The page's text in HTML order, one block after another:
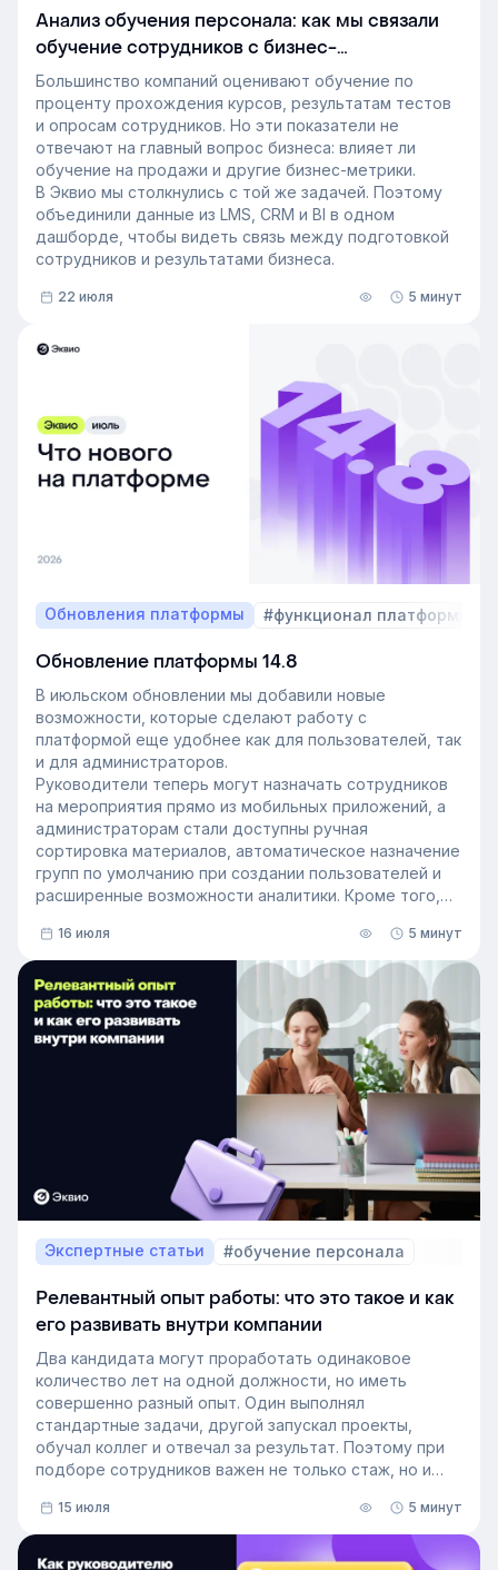
Анализ обучения персонала: как мы связали
обучение сотрудников с бизнес-
показателями
Большинство компаний оценивают обучение по
проценту прохождения курсов, результатам тестов
и опросам сотрудников. Но эти показатели не
отвечают на главный вопрос бизнеса: влияет ли
обучение на продажи и другие бизнес-метрики.
В Эквио мы столкнулись с той же задачей. Поэтому
объединили данные из LMS, CRM и BI в одном
дашборде, чтобы видеть связь между подготовкой
сотрудников и результатами бизнеса.
22 июля 5 минут
Обновления платформы #функционал платформы
Обновление платформы 14.8
В июльском обновлении мы добавили новые
возможности, которые сделают работу с
платформой еще удобнее как для пользователей, так
и для администраторов.
Руководители теперь могут назначать сотрудников
на мероприятия прямо из мобильных приложений, а
администраторам стали доступны ручная
сортировка материалов, автоматическое назначение
групп по умолчанию при создании пользователей и
расширенные возможности аналитики. Кроме того,
он охватывает и материалы из раздела «Проводник».
16 июля 5 минут
Экспертные статьи #обучение персонала
Релевантный опыт работы: что это такое и как
его развивать внутри компании
Два кандидата могут проработать одинаковое
количество лет на одной должности, но иметь
совершенно разный опыт. Один выполнял
стандартные задачи, другой запускал проекты,
обучал коллег и отвечал за результат. Поэтому при
подборе сотрудников важен не только стаж, но и
В этой статье разберём, релевантный опыт работы
— что это на практике, как оценивать его при найме
и внутренних переводах, почему не всегда стоит
15 июля 5 минут